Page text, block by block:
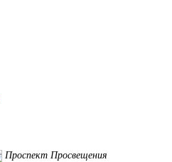
Проспект Просвещения